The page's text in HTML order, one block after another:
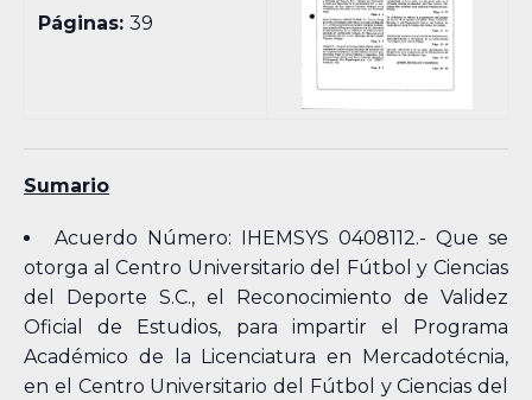
Páginas:39
Sumario
Acuerdo Número: IHEMSYS 0408112.- Que se
otorga al Centro Universitario del Fútbol y Ciencias
del Deporte S.C., el Reconocimiento de Validez
Oficial de Estudios, para impartir el Programa
Académico de la Licenciatura en Mercadotécnia,
en el Centro Universitario del Fútbol y Ciencias del